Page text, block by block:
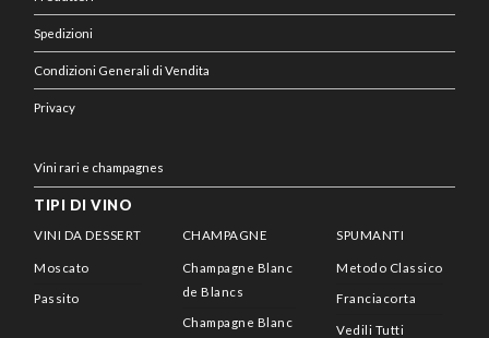
Spedizioni
Condizioni Generali di Vendita
Privacy
Vini rari e champagnes
TIPI DI VINO
VINI DA DESSERT
Moscato
Passito
CHAMPAGNE
Champagne Blanc
de Blancs
Champagne Blanc
SPUMANTI
Metodo Classico
Franciacorta
Vedili Tutti